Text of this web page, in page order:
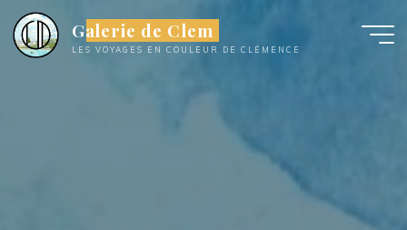
au
contenu
Galerie de Clem
LES VOYAGES EN COULEUR DE CLÉMENCE